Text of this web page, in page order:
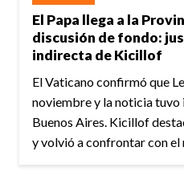
El Papa llega a la
discusión de fondo:
indirecta de Kicillof
El Vaticano confirmó que
noviembre y la noticia
Buenos Aires. Kicillof
y volvió a confrontar con